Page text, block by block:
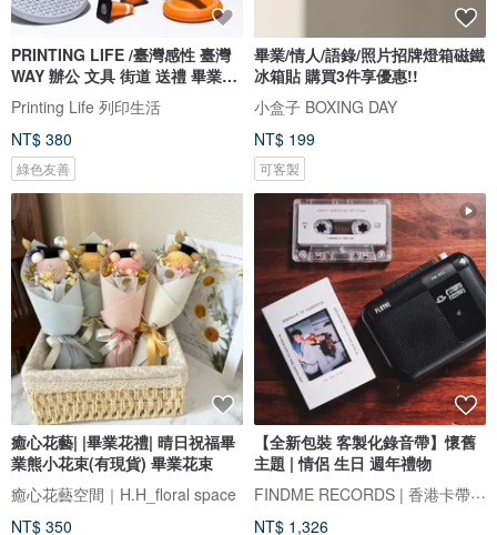
PRINTING LIFE /臺灣感性 臺灣
WAY 辦公 文具 街道 送禮 畢業禮
物
Printing Life 列印生活
NT$ 380
綠色友善
畢業/情人/語錄/照片招牌燈箱磁鐵
冰箱貼 購買3件享優惠!!
小盒子 BOXING DAY
NT$ 199
可客製
癒心花藝| |畢業花禮| 晴日祝福畢
業熊小花束(有現貨) 畢業花束
癒心花藝空間｜H.H_floral space
NT$ 350
【全新包裝 客製化錄音帶】懷舊
主題 | 情侶 生日 週年禮物
FINDME RECORDS | 香港卡帶唱片生活店
NT$ 1,326